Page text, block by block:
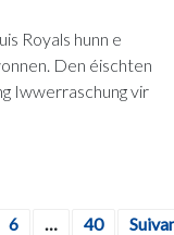
Royals hunn e
Den éischten
Iwwerraschung vir
6 … 40